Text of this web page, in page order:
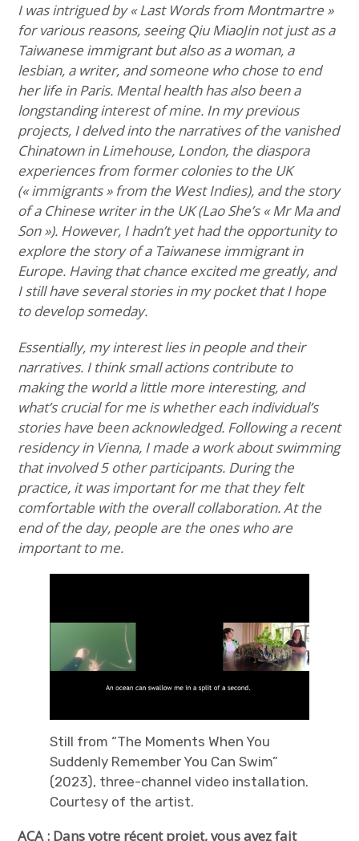
I was intrigued by « Last Words from Montmartre »
for various reasons, seeing Qiu MiaoJin not just as a
Taiwanese immigrant but also as a woman, a
lesbian, a writer, and someone who chose to end
her life in Paris. Mental health has also been a
longstanding interest of mine. In my previous
projects, I delved into the narratives of the vanished
Chinatown in Limehouse, London, the diaspora
experiences from former colonies to the UK
(« immigrants » from the West Indies), and the story
of a Chinese writer in the UK (Lao She’s « Mr Ma and
Son »). However, I hadn’t yet had the opportunity to
explore the story of a Taiwanese immigrant in
Europe. Having that chance excited me greatly, and
I still have several stories in my pocket that I hope
to develop someday.
Essentially, my interest lies in people and their
narratives. I think small actions contribute to
making the world a little more interesting, and
what’s crucial for me is whether each individual’s
stories have been acknowledged. Following a recent
residency in Vienna, I made a work about swimming
that involved 5 other participants. During the
practice, it was important for me that they felt
comfortable with the overall collaboration. At the
end of the day, people are the ones who are
important to me.
Still from “The Moments When You
Suddenly Remember You Can Swim”
(2023), three-channel video installation.
Courtesy of the artist.
ACA : Dans votre récent projet, vous avez fait